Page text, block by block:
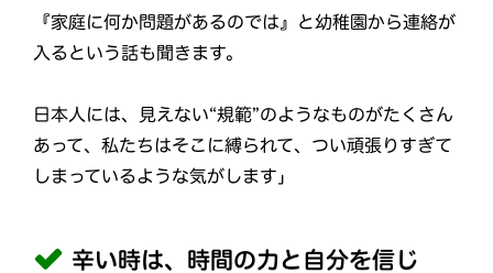
『家庭に何か問題があるのでは』と幼稚園から連絡が
入るという話も聞きます。
日本人には、見えない“規範”のようなものがたくさん
あって、私たちはそこに縛られて、つい頑張りすぎて
しまっているような気がします」
辛い時は、時間の力と自分を信じ